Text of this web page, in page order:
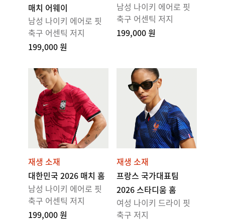
매치 어웨이
남성 나이키 에어로 핏
축구 어센틱 저지
199,000 원
남성 나이키 에어로 핏
축구 어센틱 저지
199,000 원
재생 소재
대한민국 2026 매치 홈
남성 나이키 에어로 핏
축구 어센틱 저지
199,000 원
재생 소재
프랑스 국가대표팀
2026 스타디움 홈
여성 나이키 드라이 핏
축구 저지